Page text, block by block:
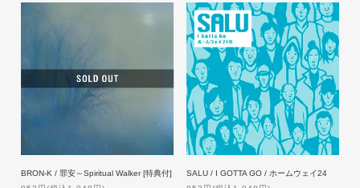
BRON-K / 罪安～Spiritual Walker [特典付]
SALU / I GOTTA GO / ホームウェイ24